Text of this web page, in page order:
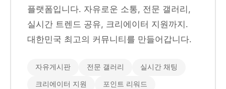
플랫폼입니다. 자유로운 소통, 전문 갤러리,
실시간 트렌드 공유, 크리에이터 지원까지.
대한민국 최고의 커뮤니티를 만들어갑니다.
자유게시판 전문 갤러리 실시간 채팅
크리에이터 지원 포인트 리워드